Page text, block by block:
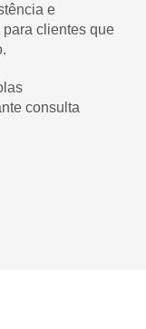
e
clientes que
consulta